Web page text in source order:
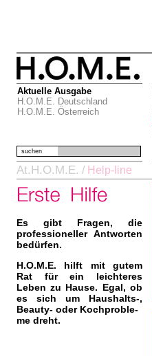
Aktuelle Ausgabe
H.O.M.E. Deutschland
H.O.M.E. Österreich
suchen
At.H.O.M.E. / Help-line
Es gibt Fragen, die
professioneller Antworten
bedürfen.
H.O.M.E. hilft mit gutem
Rat für ein leichteres
Leben zu Hause. Egal, ob
es sich um Haushalts-,
Beauty- oder Kochproble-
me dreht.